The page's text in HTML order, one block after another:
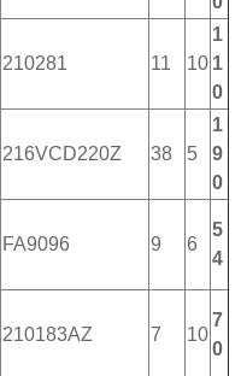
210281 11 10
1
1
0
216VCD220Z 38 5
1
9
0
FA9096 9 6
5
4
210183AZ 7 10
7
0